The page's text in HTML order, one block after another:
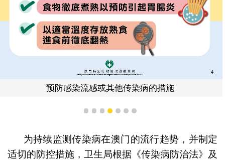
预防感染流感或其他传染病的措施
1 2 3 4 5 6 7
为持续监测传染病在澳门的流行趋势，并制定
适切的防控措施，卫生局根据《传染病防治法》及